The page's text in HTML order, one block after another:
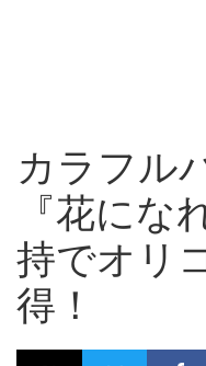
カラフル
『花にな
持でオリ
得！